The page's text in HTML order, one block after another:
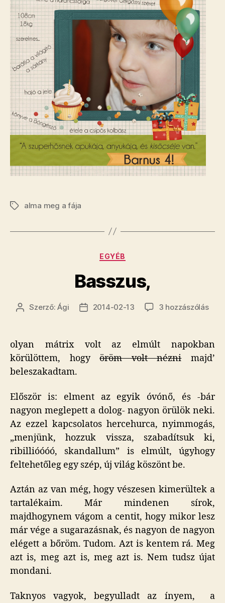
Címkékalma meg a fája
Kategóriák
EGYÉB
Basszus,
Bejegyzés
Szerző:Ági
Bejegyzés
2014-02-13 3 hozzászólás
olyan mátrix volt az elmúlt napokban
körülöttem, hogyöröm volt néznimajd’
beleszakadtam.
Először is: elment az egyik óvónő, és -bár
nagyon meglepett a dolog- nagyon örülök neki.
Az ezzel kapcsolatos hercehurca, nyimmogás,
„menjünk, hozzuk vissza, szabadítsuk ki,
ribillióóóó, skandallum” is elmúlt, úgyhogy
feltehetőleg egy szép, új világ köszönt be.
Aztán az van még, hogy vészesen kimerültek a
tartalékaim. Már mindenen sírok,
majdhogynem vágom a centit, hogy mikor lesz
már vége a sugarazásnak, és nagyon de nagyon
elégett a bőröm. Tudom. Azt is kentem rá. Meg
azt is, meg azt is, meg azt is. Nem tudsz újat
mondani.
Taknyos vagyok, begyulladt az ínyem, a